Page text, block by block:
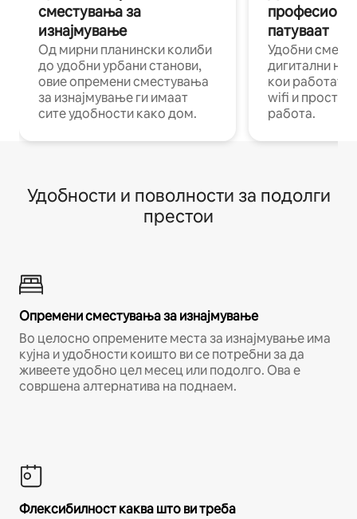
сместувања за
изнајмување
Од мирни планински колиби
до удобни урбани станови,
овие опремени сместувања
за изнајмување ги имаат
сите удобности како дом.
патуваат
Удобни
дигитални
кои работат
wifi и
работа.
Удобности и поволности за подолги
престои
Опремени сместувања за изнајмување
Во целосно опремените места за изнајмување има
кујна и удобности коишто ви се потребни за да
живеете удобно цел месец или подолго. Ова е
совршена алтернатива на поднаем.
Флексибилност каква што ви треба